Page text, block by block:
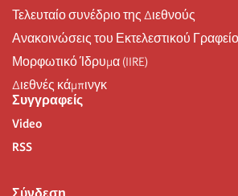
Τελευταίο συνέδριο της Διεθνούς
Ανακοινώσεις του Εκτελεστικού
Μορφωτικό Ίδρυμα (IIRE)
Διεθνές κάμπινγκ
Συγγραφείς
Video
RSS